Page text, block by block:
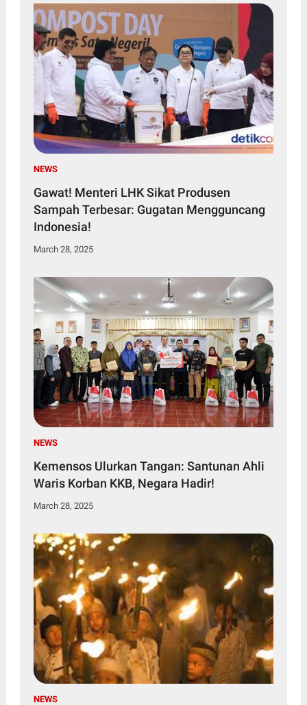
NEWS
Gawat! Menteri LHK Sikat Produsen
Sampah Terbesar: Gugatan Mengguncang
Indonesia!
March 28, 2025
NEWS
Kemensos Ulurkan Tangan: Santunan Ahli
Waris Korban KKB, Negara Hadir!
March 28, 2025
NEWS